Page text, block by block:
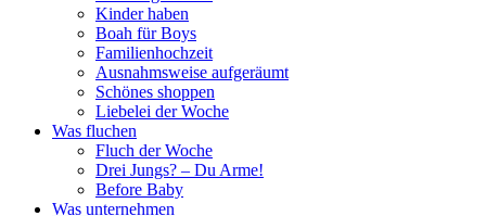
Kinder haben
Boah für Boys
Familienhochzeit
Ausnahmsweise aufgeräumt
Schönes shoppen
Liebelei der Woche
Was fluchen
Fluch der Woche
Drei Jungs? – Du Arme!
Before Baby
Was unternehmen